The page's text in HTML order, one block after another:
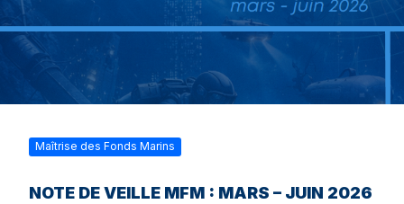
Maîtrise des Fonds Marins
NOTE DE VEILLE MFM : MARS – JUIN 2026